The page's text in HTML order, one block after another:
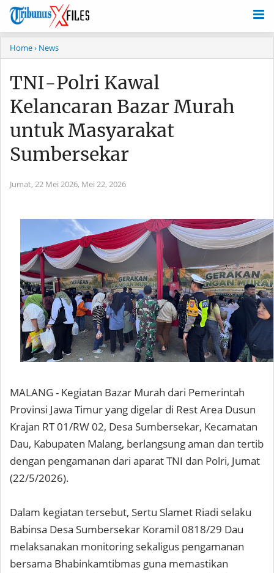
Home› News
TNI-Polri Kawal
Kelancaran Bazar Murah
untuk Masyarakat
Sumbersekar
Jumat, 22 Mei 2026, Mei 22, 2026
MALANG - Kegiatan Bazar Murah dari Pemerintah
Provinsi Jawa Timur yang digelar di Rest Area Dusun
Krajan RT 01/RW 02, Desa Sumbersekar, Kecamatan
Dau, Kabupaten Malang, berlangsung aman dan tertib
dengan pengamanan dari aparat TNI dan Polri, Jumat
(22/5/2026).
Dalam kegiatan tersebut, Sertu Slamet Riadi selaku
Babinsa Desa Sumbersekar Koramil 0818/29 Dau
melaksanakan monitoring sekaligus pengamanan
bersama Bhabinkamtibmas guna memastikan